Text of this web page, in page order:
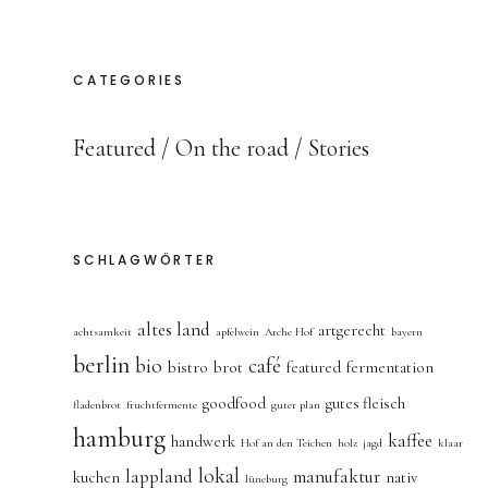
CATEGORIES
Featured On the road Stories
SCHLAGWÖRTER
achtsamkeit altes land apfelwein Arche Hof artgerecht bayern
berlin bio bistro brot café featured fermentation
fladenbrot fruchtfermente goodfood guter plan gutes fleisch
hamburg handwerk Hof an den Teichen holz jagd kaffee klaar
kuchen lappland lokal lüneburg manufaktur nativ